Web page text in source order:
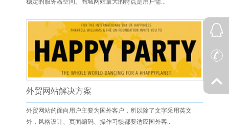
稳定的服务器空间。商城网站最大的特点是用户需...
外贸网站解决方案
外贸网站的面向用户主要为国外客户，所以除了文字采用英文
外，风格设计、页面编码、操作习惯都要适应国外客...